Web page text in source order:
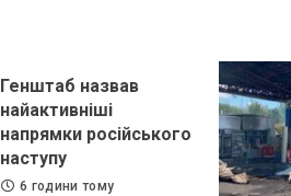
Генштаб назвав
найактивніші
напрямки російського
наступу
6 години тому